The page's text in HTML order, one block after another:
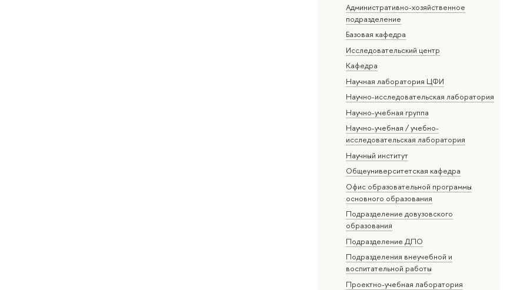
Административно-хозяйственное
подразделение
Базовая кафедра
Исследовательский центр
Кафедра
Научная лаборатория ЦФИ
Научно-исследовательская лаборатория
Научно-учебная группа
Научно-учебная / учебно-
исследовательская лаборатория
Научный институт
Общеуниверситетская кафедра
Офис образовательной программы
основного образования
Подразделение довузовского
образования
Подразделение ДПО
Подразделения внеучебной и
воспитательной работы
Проектно-учебная лаборатория